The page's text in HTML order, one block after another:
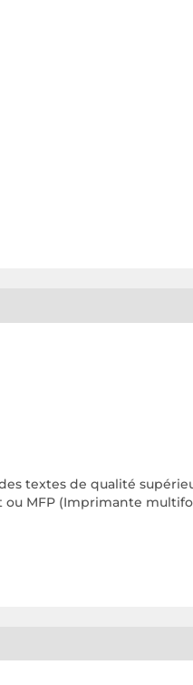
textes de qualité
MFP (Imprimante